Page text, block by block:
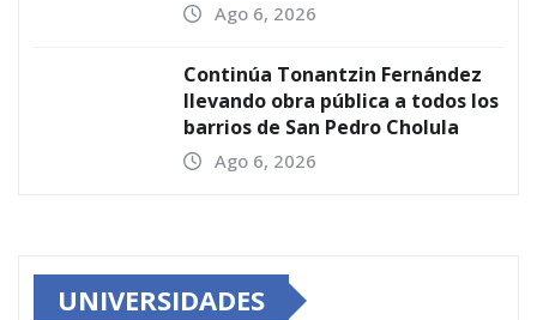
Ago 6, 2026
Continúa Tonantzin Fernández
llevando obra pública a todos los
barrios de San Pedro Cholula
Ago 6, 2026
UNIVERSIDADES